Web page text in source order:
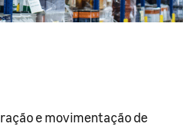
e movimentação de